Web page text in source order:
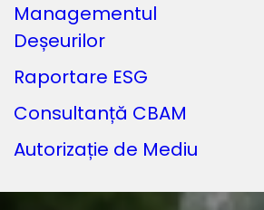
Managementul
Deșeurilor
Raportare ESG
Consultanță CBAM
Autorizație de Mediu